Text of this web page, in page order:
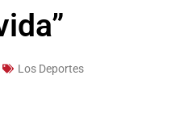
Los Deportes